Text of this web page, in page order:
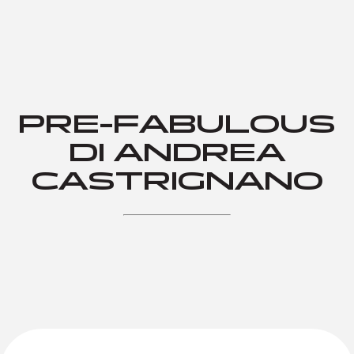
PRE-FABULOUS
DI ANDREA
CASTRIGNANO